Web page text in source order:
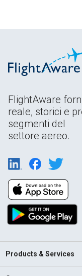
FlightAware
reale, storici e
segmenti del
settore aereo.
Products & Services